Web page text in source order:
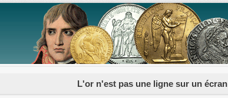
L'or n'est pas une ligne sur un écran